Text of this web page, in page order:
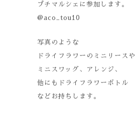
プチマルシェに参加します。
@aco_tou10
写真のような
ドライフラワーのミニリースや
ミニスワッグ、アレンジ、
他にもドライフラワーボトル
などお持ちします。